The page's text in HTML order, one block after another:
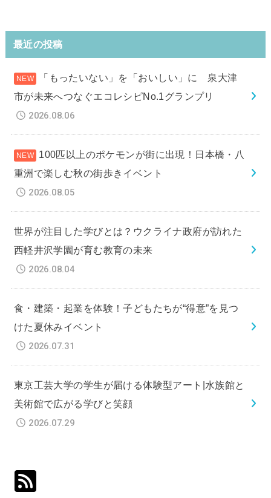
最近の投稿
「もったいない」を「おいしい」に 泉大津
市が未来へつなぐエコレシピNo.1グランプリ
2026.08.06
100匹以上のポケモンが街に出現！日本橋・八
重洲で楽しむ秋の街歩きイベント
2026.08.05
世界が注目した学びとは？ウクライナ政府が訪れた
西軽井沢学園が育む教育の未来
2026.08.04
食・建築・起業を体験！子どもたちが“得意”を見つ
けた夏休みイベント
2026.07.31
東京工芸大学の学生が届ける体験型アート|水族館と
美術館で広がる学びと笑顔
2026.07.29